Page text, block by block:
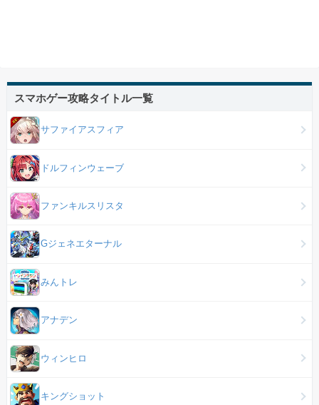
スマホゲー攻略タイトル一覧
サファイアスフィア
ドルフィンウェーブ
ファンキルスリスタ
Gジェネエターナル
みんトレ
アナデン
ウィンヒロ
キングショット